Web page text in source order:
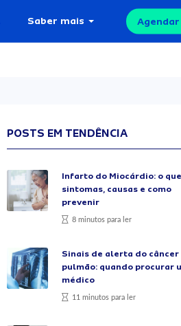
Saber mais
POSTS EM TENDÊNCIA
Infarto do Miocárdio: o
sintomas, causas e como
prevenir
8 minutos para ler
Sinais de alerta do câncer
pulmão: quando procurar
médico
11 minutos para ler